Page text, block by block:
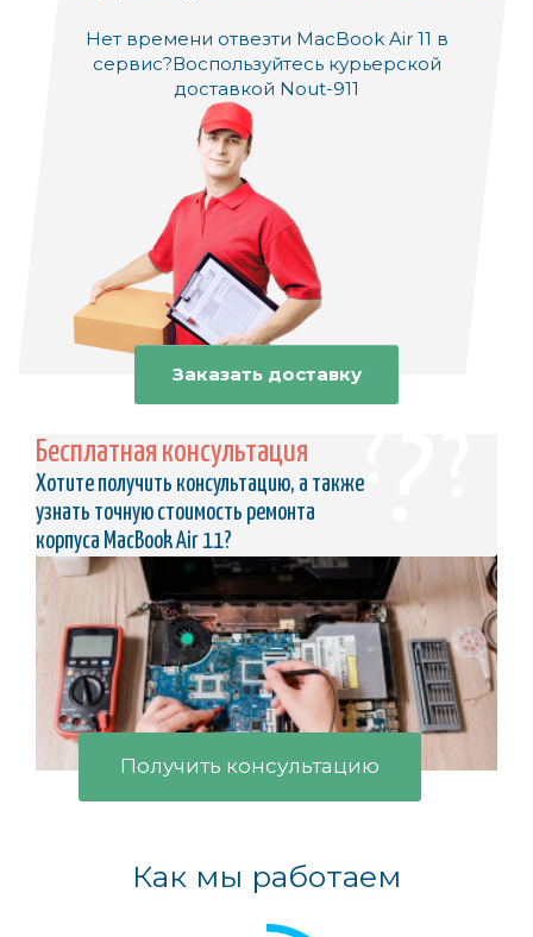
Нет времени отвезти MacBook Air 11 в
сервис?Воспользуйтесь курьерской
доставкой Nout-911
Заказать доставку
Бесплатная консультация
Хотите получить консультацию, а также
узнать точную стоимость ремонта
корпуса MacBook Air 11?
Получить консультацию
Как мы работаем